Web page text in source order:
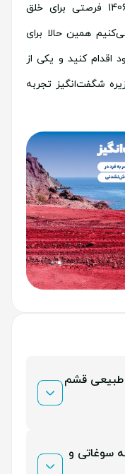
طلوع‌های تماشایی، تور قشم نوروز 1406 فرصتی برای خلق
همین حالا برای
اقدام کنید و یکی از
شگفت‌انگیز تجربه
های طبیعی قشم
ناز برای پیاده
سوغاتی و